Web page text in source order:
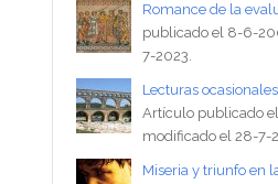
Romance de la
publicado el 8-6-
7-2023.
Lecturas
Artículo publicado
modificado el 28-7-
Miseria y triunfo en